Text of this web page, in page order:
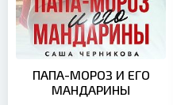
ПАПА-МОРОЗ И ЕГО
МАНДАРИНЫ